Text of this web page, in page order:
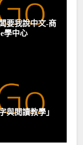
要我說中文-商
學中心
與閱讀教學」